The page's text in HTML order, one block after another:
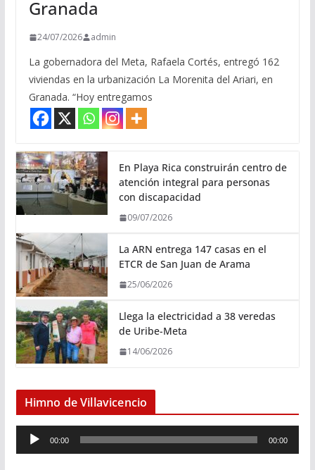
Granada
24/07/2026 admin
La gobernadora del Meta, Rafaela Cortés, entregó 162
viviendas en la urbanización La Morenita del Ariari, en
Granada. “Hoy entregamos
En Playa Rica construirán centro de
atención integral para personas
con discapacidad
09/07/2026
La ARN entrega 147 casas en el
ETCR de San Juan de Arama
25/06/2026
Llega la electricidad a 38 veredas
de Uribe-Meta
14/06/2026
Himno de Villavicencio
e
00:00 00:00